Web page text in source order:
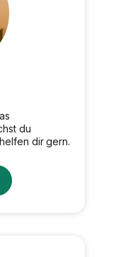
du
dir gern.